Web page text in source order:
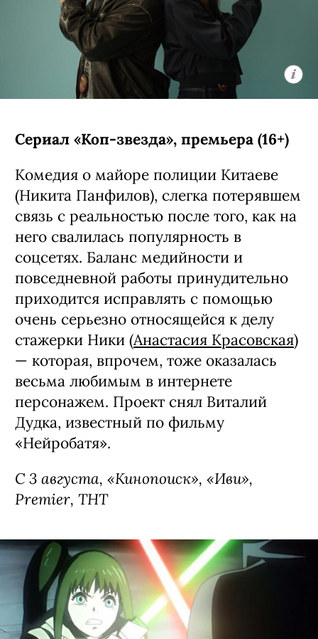
Сериал «Коп-звезда», премьера (16+)
Комедия о майоре полиции Китаеве
(Никита Панфилов), слегка потерявшем
связь с реальностью после того, как на
него свалилась популярность в
соцсетях. Баланс медийности и
повседневной работы принудительно
приходится исправлять с помощью
очень серьезно относящейся к делу
стажерки Ники (Анастасия Красовская)
— которая, впрочем, тоже оказалась
весьма любимым в интернете
персонажем. Проект снял Виталий
Дудка, известный по фильму
«Нейробатя».
С 3 августа, «Кинопоиск», «Иви»,
Premier, ТНТ